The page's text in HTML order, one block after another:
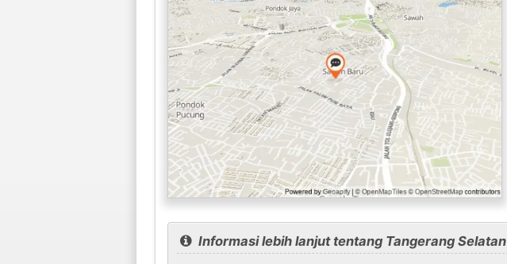
Informasi lebih lanjut tentang Tangerang Selatan